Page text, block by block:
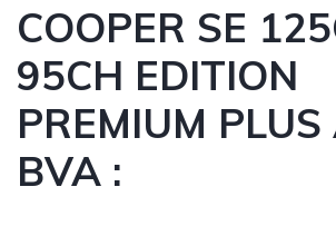
COOPER SE
95CH EDITION
PREMIUM
BVA :